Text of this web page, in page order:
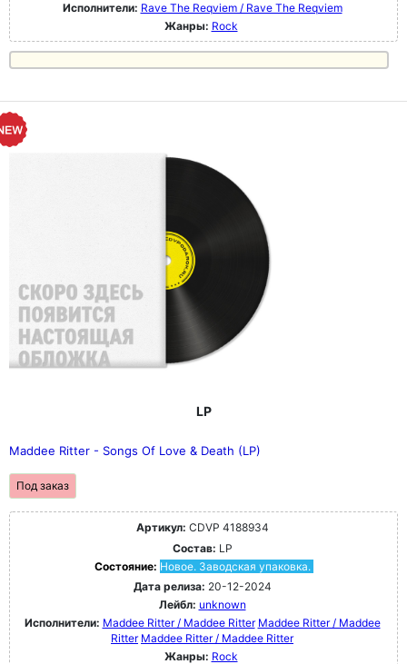
Исполнители: Rave The Reqviem / Rave The Reqviem
Жанры: Rock
LP
Maddee Ritter - Songs Of Love & Death (LP)
Под заказ
Артикул: CDVP 4188934
Состав: LP
Состояние: Новое. Заводская упаковка.
Дата релиза: 20-12-2024
Лейбл: unknown
Исполнители: Maddee Ritter / Maddee Ritter Maddee Ritter / Maddee
Ritter Maddee Ritter / Maddee Ritter
Жанры: Rock